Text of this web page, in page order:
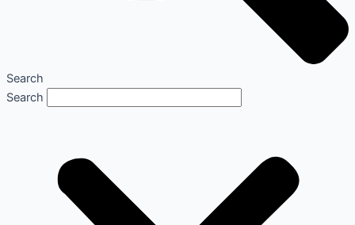
Search
Search